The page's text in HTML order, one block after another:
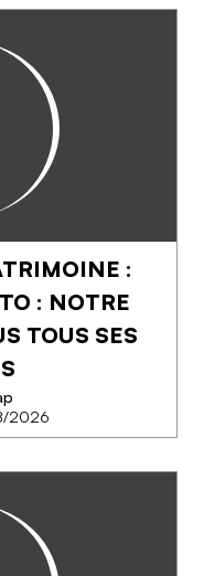
des acquisitions
de l'artiste Lucien
notre espace
:
: NOTRE
TOUS SES
2026
NOTRE
SES